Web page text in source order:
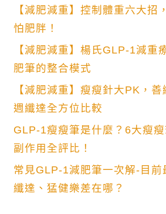
【減肥減重】控制體重六大招
怕肥胖！
【減肥減重】楊氏GLP-1減重
肥筆的整合模式
【減肥減重】瘦瘦針大PK，善
週纖達全方位比較
GLP-1瘦瘦筆是什麼？6大瘦瘦
副作用全評比！
常見GLP-1減肥筆一次解-目前
纖達、猛健樂差在哪？